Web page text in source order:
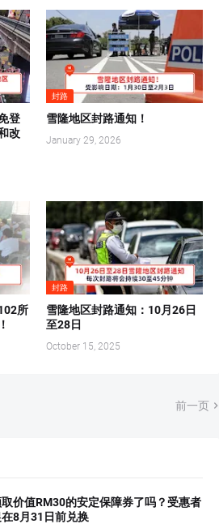
登
改
封路
雪隆地区封路通知！
January 29, 2026
所
封路
雪隆地区封路通知：10月26日
至28日
October 15, 2025
前一页
价值RM30的安定保障券了吗？受惠者
8月31日前兑换